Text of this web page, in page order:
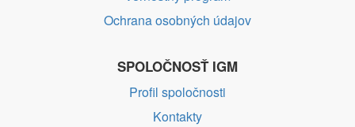
Ochrana osobných údajov
SPOLOČNOSŤ IGM
Profil spoločnosti
Kontakty